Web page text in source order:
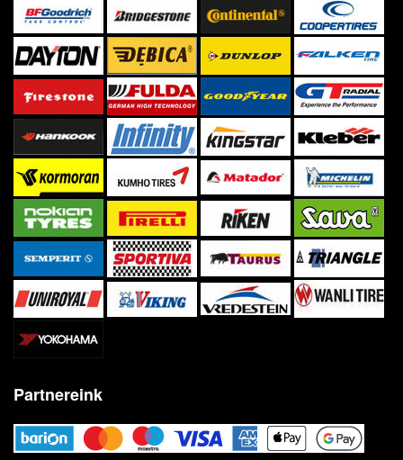
Partnereink